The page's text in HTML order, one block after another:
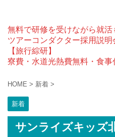
無料で研修を受けながら就活
ツアーコンダクター採用説
【旅行綜研】
寮費・水道光熱費無料・食事
HOME > 新着 >
新着
サンライズキッズ